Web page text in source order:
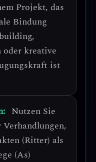
Projekt, das
Bindung
oder kreative
ist
Nutzen Sie
(Ritter) als
(As)